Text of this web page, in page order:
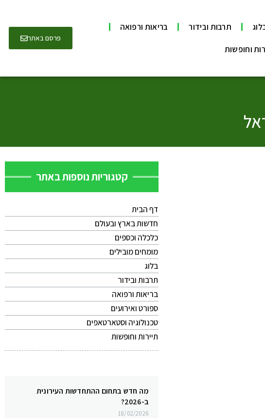
תרבות ובידור בריאות ורפואה
וחופשות
פרסם באתר
קטגוריות נוספות באתר
דף הבית
חדשות בארץ ובעולם
כלכלה וכספים
מומחים מובילים
בלוג
תרבות ובידור
בריאות ורפואה
ספורט ואירועים
טכנולוגיה וסטארטאפים
תיירות וחופשות
מה חדש בתחום ההתחדשות העירונית
ב-2026?
18/02/2026